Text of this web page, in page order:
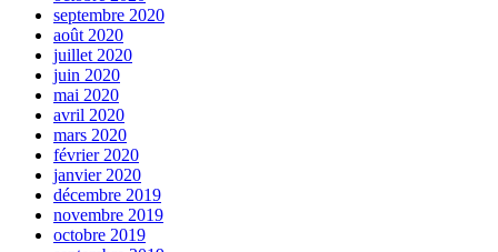
septembre 2020
août 2020
juillet 2020
juin 2020
mai 2020
avril 2020
mars 2020
février 2020
janvier 2020
décembre 2019
novembre 2019
octobre 2019